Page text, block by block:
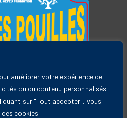
améliorer votre expérience de
ou du contenu personnalisés
sur "Tout accepter", vous
cookies.
Pouilles
2025